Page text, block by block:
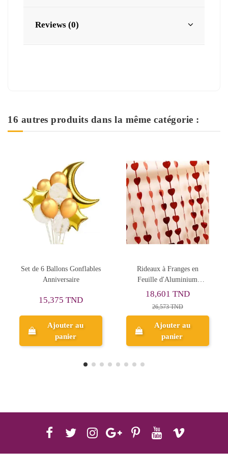
Reviews (0)
16 autres produits dans la même catégorie :
Gonflables
Rideaux à Franges en
Feuille d'Aluminium
Métallique Pour Décoration,
Set de 6
Anniversaire,